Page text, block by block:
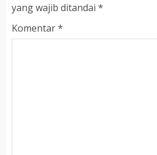
yang wajib ditandai *
Komentar*